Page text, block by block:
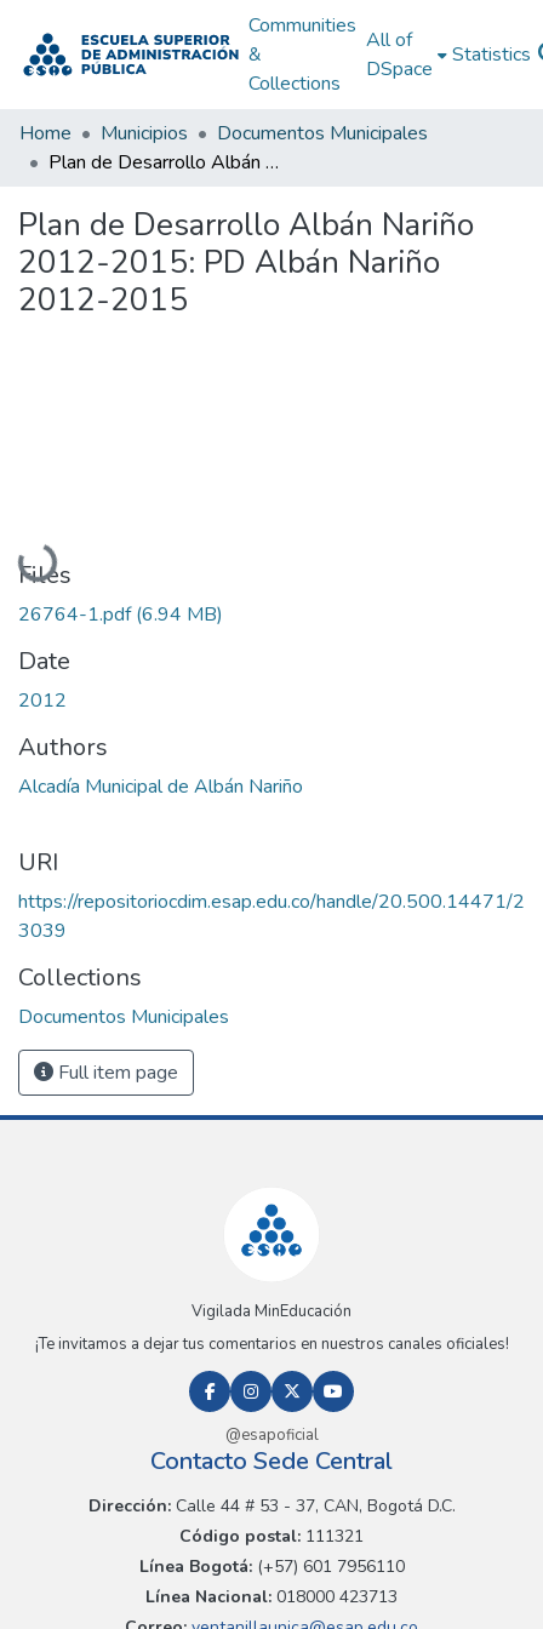
Communities
&
Collections
All of
DSpace
Statistics
Home Municipios
Documentos Municipales
Plan de Desarrollo Albán Nariño 2012-2015: PD Albán Nariño 2012-2015
Plan de Desarrollo Albán Nariño
2012-2015: PD Albán Nariño
2012-2015
Loading...
Files
26764-1.pdf(6.94 MB)
Date
2012
Authors
Alcadía Municipal de Albán Nariño
URI
https://repositoriocdim.esap.edu.co/handle/20.500.14471/2
3039
Collections
Documentos Municipales
Full item page
Vigilada MinEducación
¡Te invitamos a dejar tus comentarios en nuestros canales oficiales!
@esapoficial
Contacto Sede Central
Dirección:Calle 44 # 53 - 37, CAN, Bogotá D.C.
Código postal: 111321
Línea Bogotá:(+57) 601 7956110
Línea Nacional: 018000 423713